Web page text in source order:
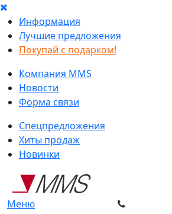
Информация
Лучшие предложения
Покупай с подарком!
Компания MMS
Новости
Форма связи
Спецпредложения
Хиты продаж
Новинки
Меню